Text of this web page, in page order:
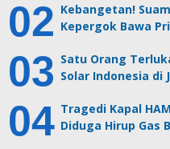
Kebangetan!
Kepergok Bawa
Satu Orang
Solar Indonesia di
Tragedi Kapal
Diduga Hirup Gas